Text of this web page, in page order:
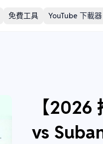
免費工具 YouTube 下載器
【
vs